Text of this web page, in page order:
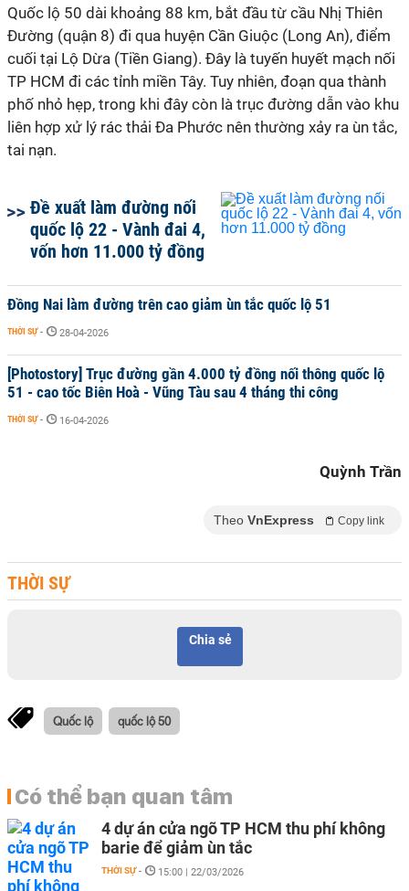
Quốc lộ 50 dài khoảng 88 km, bắt đầu từ cầu Nhị Thiên
Đường (quận 8) đi qua huyện Cần Giuộc (Long An), điểm
cuối tại Lộ Dừa (Tiền Giang). Đây là tuyến huyết mạch nối
TP HCM đi các tỉnh miền Tây. Tuy nhiên, đoạn qua thành
phố nhỏ hẹp, trong khi đây còn là trục đường dẫn vào khu
liên hợp xử lý rác thải Đa Phước nên thường xảy ra ùn tắc,
tai nạn.
Đề xuất làm đường nối
quốc lộ 22 - Vành đai 4,
vốn hơn 11.000 tỷ đồng
Đồng Nai làm đường trên cao giảm ùn tắc quốc lộ 51
THỜI SỰ - 28-04-2026
[Photostory] Trục đường gần 4.000 tỷ đồng nối thông quốc lộ
51 - cao tốc Biên Hoà - Vũng Tàu sau 4 tháng thi công
THỜI SỰ - 16-04-2026
Quỳnh Trần
Theo VnExpress Copy link
THỜI SỰ
Chia sẻ
Quốc lộ quốc lộ 50
Có thể bạn quan tâm
4 dự án cửa ngõ TP HCM thu phí không
barie để giảm ùn tắc
THỜI SỰ - 15:00 | 22/03/2026